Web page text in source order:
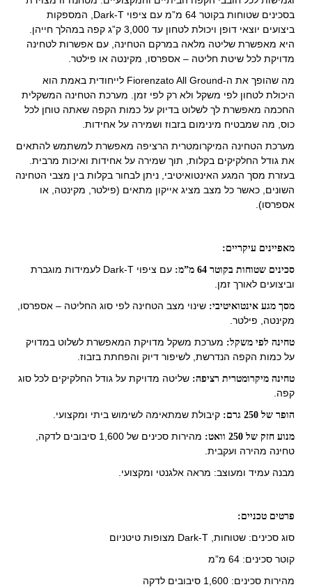
בסכינים שטוחות בקוטר 64 מ”מ עם ציפוי Dark-T, המספקות
ביצועים יוצאי דופן ויכולת לטחון עד 3,000 ק”ג קפה במהלך חייהן.
היא מאפשרת שליטה מלאה במרקם הטחינה, עם אפשרות לטחינה
מדויקת לכל שיטת חליטה – אספרסו, מקינטה או פילטר.
מה שהופך את ה-Fiorenzato All Ground לייחודית באמת הוא
היכולת לטחון לפי משקל ולא רק לפי זמן. מערכת הטחינה המשקלית
החכמה מאפשרת לך לשלוט בדיוק על כמות הקפה שאתה טוחן לכל
כוס, מה שמבטיח מינימום בזבוז ושמירה על אחידות.
מערכת הטחינה המיקרומטרית הרציפה מאפשרת למשתמש להתאים
את גודל החלקיקים בקלות, תוך שמירה על אחידות ואיכות מרבית.
בעזרת מסך המגע האינטואיטיבי, ניתן לבחור בקלות בין מצבי הטחינה
השונים, כאשר כל מצב מציג אייקון מתאים (פילטר, מקינטה, או
אספרסו).
מאפיינים עיקריים:
סכינים שטוחות בקוטר 64 מ”מ:
עם ציפוי Dark-T לעמידות מוגברת
וביצועים לאורך זמן.
מסך מגע אינטואיטיבי: שינוי מצב הטחינה לפי סוג החליטה – אספרסו,
מקינטה, פילטר.
טחינה לפי משקל: מערכת משקל מדויקת המאפשרת לשלוט במדויק
על כמות הקפה הנדרשת, לשיפור דיוק והפחתת בזבוז.
טחינה מיקרומטרית רציפה: שליטה מדויקת על גודל החלקיקים לכל סוג
קפה.
הופר של 250 גרם: קיבולת שמתאימה לשימוש ביתי ומקצועי.
מנוע חזק של 250 וואט:
מהירות סכינים של 1,600 סיבובים לדקה,
טחינה מהירה ועקבית.
מבנה עמיד ומעוצב: מראה אלגנטי ומקצועי.
פרטים טכניים:
סוג סכינים: שטוחות, Dark-T מצופות טיטניום
קוטר סכינים: 64 מ”מ
מהירות סכינים: 1,600 סיבובים לדקה